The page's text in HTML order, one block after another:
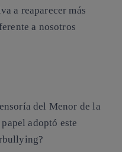
a reaparecer más
a nosotros
del Menor de la
adoptó este